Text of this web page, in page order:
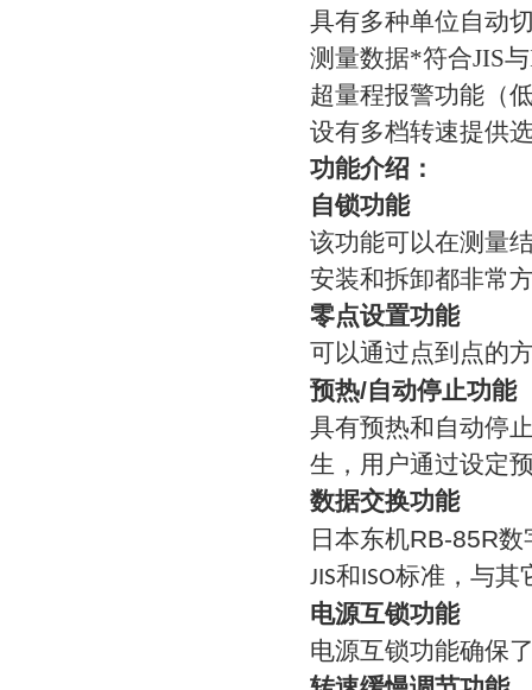
具有多种单位自动
测量数据*符合JIS
超量程报警功能（
设有多档转速提供
功能介绍：
自锁功能
该功能可以在测量
安装和拆卸都非常
零点设置功能
可以通过点到点的
预热/自动停止功能
具有预热和自动停
生，用户通过设定
数据交换功能
日本东机RB-85R
JIS和 ISO标准，与其
电源互锁功能
电源互锁功能确保